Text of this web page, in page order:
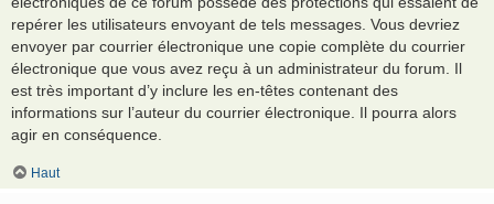
repérer les utilisateurs envoyant de tels messages. Vous devriez
envoyer par courrier électronique une copie complète du courrier
électronique que vous avez reçu à un administrateur du forum. Il
est très important d’y inclure les en-têtes contenant des
informations sur l’auteur du courrier électronique. Il pourra alors
agir en conséquence.
Haut